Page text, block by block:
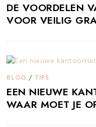
DE VOORDELEN
VOOR VEILIG
BLOG / TIPS
EEN NIEUWE
WAAR MOET JE